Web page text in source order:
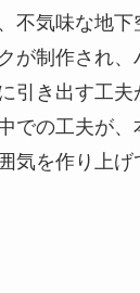
不気味な地下
が制作され
引き出す工夫
での工夫が、
気を作り上げ